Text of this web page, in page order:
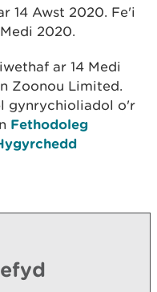
14 Awst 2020. Fe'i
2020.
ar 14 Medi
Zoonou Limited.
gynrychioliadol o'r
Fethodoleg